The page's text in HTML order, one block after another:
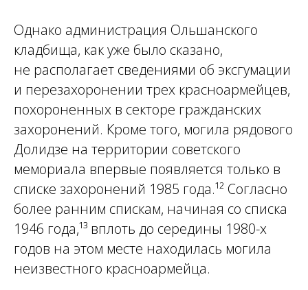
Однако администрация Ольшанского
кладбища, как уже было сказано,
не располагает сведениями об эксгумации
и перезахоронении трех красноармейцев,
похороненных в секторе гражданских
захоронений. Кроме того, могила рядового
Долидзе на территории советского
мемориала впервые появляется только в
списке захоронений 1985 года.¹² Согласно
более ранним спискам, начиная со списка
1946 года,¹³ вплоть до середины 1980-х
годов на этом месте находилась могила
неизвестного красноармейца.